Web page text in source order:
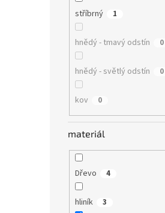
stříbrný 1
hnědý - tmavý odstín 0
hnědý - světlý odstín 0
kov 0
materiál
Dřevo 4
hliník 3